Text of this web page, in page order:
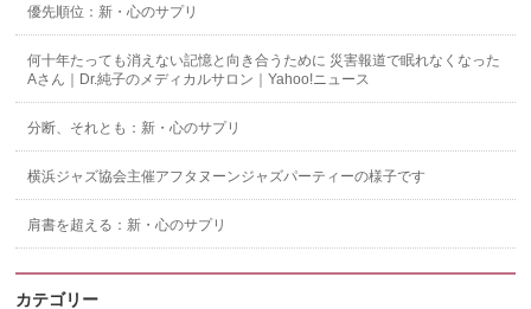
優先順位：新・心のサプリ
何十年たっても消えない記憶と向き合うために 災害報道で眠れなくなった
Aさん｜Dr.純子のメディカルサロン｜Yahoo!ニュース
分断、それとも：新・心のサプリ
横浜ジャズ協会主催アフタヌーンジャズパーティーの様子です
肩書を超える：新・心のサプリ
カテゴリー